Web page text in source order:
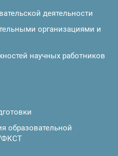
деятельности
организациями и
научных работников
образовательной